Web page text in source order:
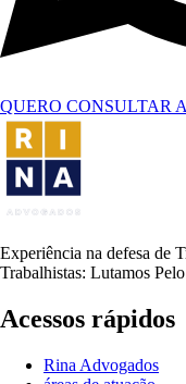
QUERO CONSULTAR
Experiência na defesa de
Trabalhistas: Lutamos
Acessos rápidos
Rina Advogados